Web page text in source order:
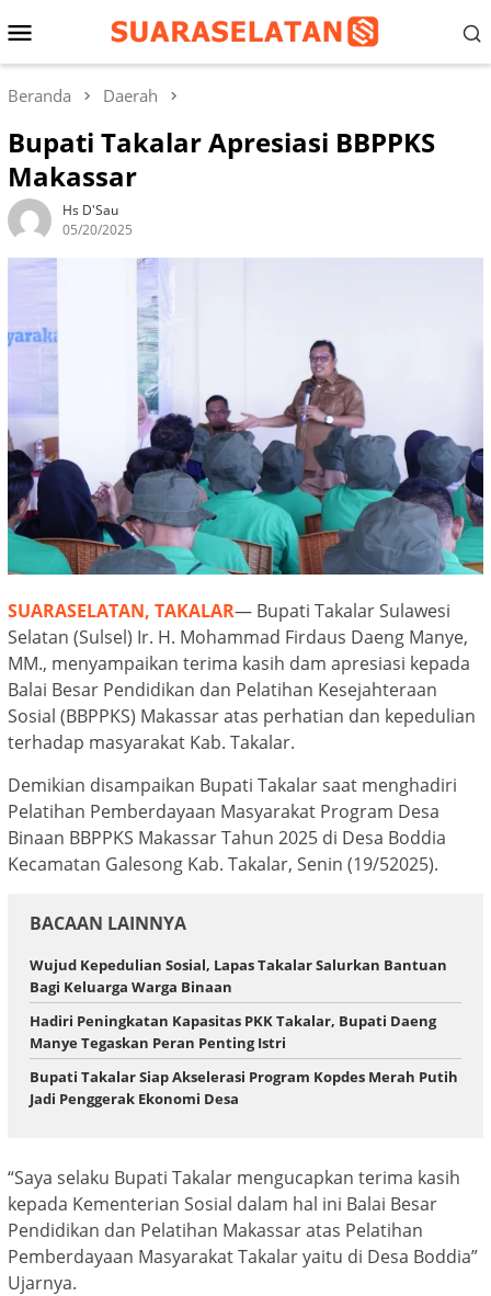
ke
Menu
Mobile
Beranda Daerah
Bupati Takalar Apresiasi BBPPKS
Makassar
Hs D'Sau
05/20/2025
SUARASELATAN, TAKALAR— Bupati Takalar Sulawesi
Selatan (Sulsel) Ir. H. Mohammad Firdaus Daeng Manye,
MM., menyampaikan terima kasih dam apresiasi kepada
Balai Besar Pendidikan dan Pelatihan Kesejahteraan
Sosial (BBPPKS) Makassar atas perhatian dan kepedulian
terhadap masyarakat Kab. Takalar.
Demikian disampaikan Bupati Takalar saat menghadiri
Pelatihan Pemberdayaan Masyarakat Program Desa
Binaan BBPPKS Makassar Tahun 2025 di Desa Boddia
Kecamatan Galesong Kab. Takalar, Senin (19/52025).
BACAAN LAINNYA
Wujud Kepedulian Sosial, Lapas Takalar Salurkan Bantuan
Bagi Keluarga Warga Binaan
Hadiri Peningkatan Kapasitas PKK Takalar, Bupati Daeng
Manye Tegaskan Peran Penting Istri
Bupati Takalar Siap Akselerasi Program Kopdes Merah Putih
Jadi Penggerak Ekonomi Desa
“Saya selaku Bupati Takalar mengucapkan terima kasih
kepada Kementerian Sosial dalam hal ini Balai Besar
Pendidikan dan Pelatihan Makassar atas Pelatihan
Pemberdayaan Masyarakat Takalar yaitu di Desa Boddia”
Ujarnya.